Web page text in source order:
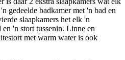
gedeelde badkamer met 'n bad en
slaapkamers het elk 'n
'n stort tussenin. Linne en
met warm water is ook